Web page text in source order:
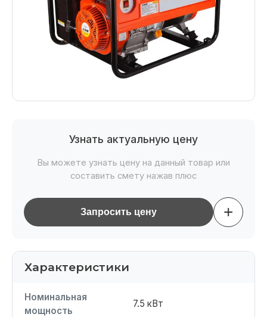
Узнать актуальную цену
Вы можете узнать цену на данный товар или
составить смету нажав плюс
Запросить цену +
Характеристики
Номинальная
мощность
7.5 кВт